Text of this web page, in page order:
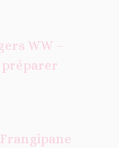
WW –
préparer